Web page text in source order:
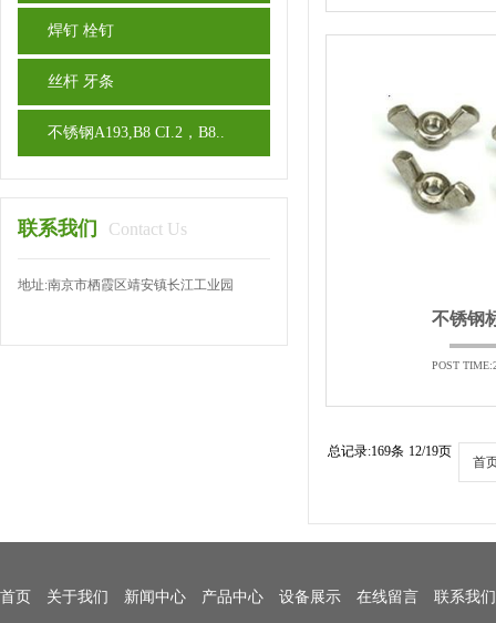
焊钉 栓钉
丝杆 牙条
不锈钢A193,B8 CI.2，B8..
联系我们 Contact Us
地址:南京市栖霞区靖安镇长江工业园
不锈钢
POST
总记录:169条 12/19页
首
首页 关于我们 新闻中心 产品中心 设备展示 在线留言 联系我们